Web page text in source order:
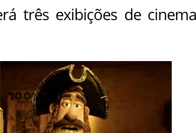
três exibições de